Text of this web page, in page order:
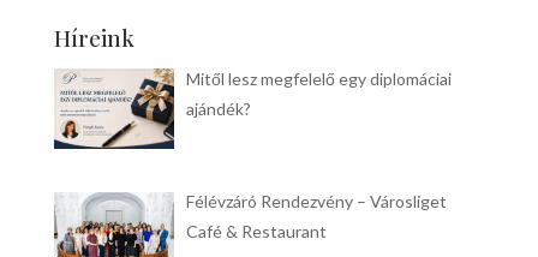
Híreink
Mitől lesz megfelelő egy diplomáciai
ajándék?
Félévzáró Rendezvény – Városliget
Café & Restaurant